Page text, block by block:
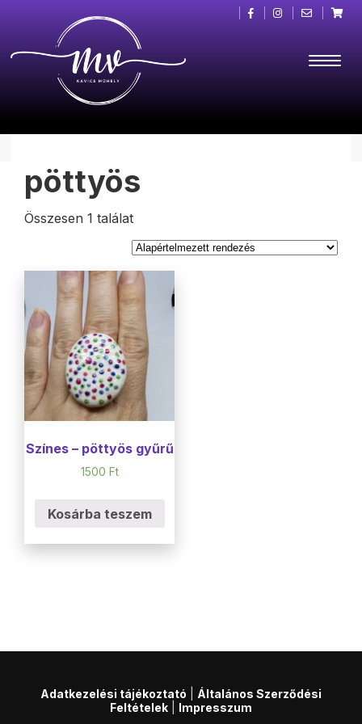
pöttyös
Összesen 1 találat
Színes – pöttyös gyűrű
1500 Ft
Kosárba teszem
Adatkezelési tájékoztató
Általános Szerződési
Feltételek
Impresszum